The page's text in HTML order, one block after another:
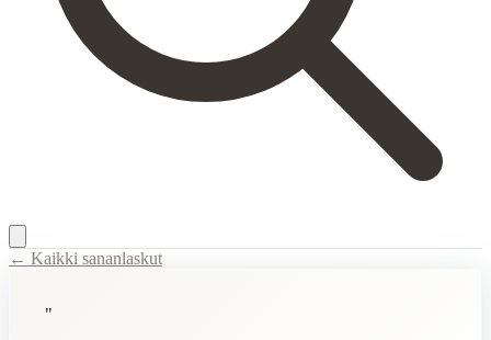
← Kaikki sananlaskut
"